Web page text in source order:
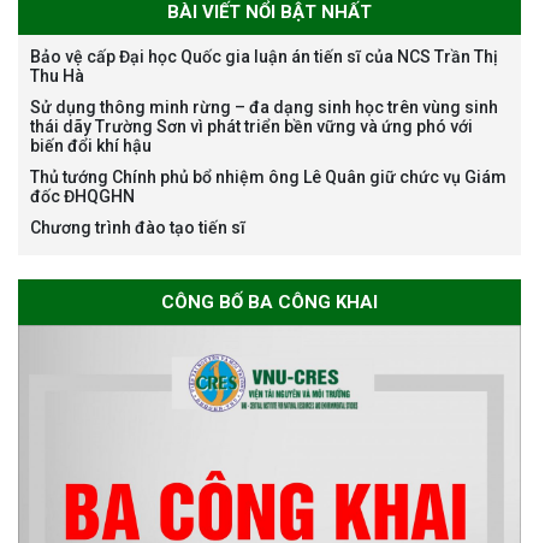
bổng Nagao tại Việt Nam năm
học 2026-2027
Thông báo về việc họp Tiểu
sơ chuyên môn cho các thí sinh
ngành Môi trường và phát triển
bền vững đợt 1 năm 2026
BÀI VIẾT NỔI BẬT NHẤT
Bảo vệ cấp Đại học Quốc gia luận án tiến sĩ của NCS Trần Thị
Thu Hà
Sử dụng thông minh rừng – đa dạng sinh học trên vùng sinh
thái dãy Trường Sơn vì phát triển bền vững và ứng phó với
biến đổi khí hậu
Thủ tướng Chính phủ bổ nhiệm ông Lê Quân giữ chức vụ Giám
đốc ĐHQGHN
Chương trình đào tạo tiến sĩ
CÔNG BỐ BA CÔNG KHAI